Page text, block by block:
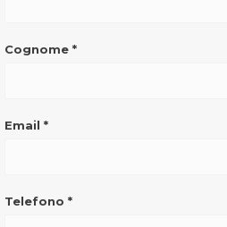
Cognome *
Email *
Telefono *